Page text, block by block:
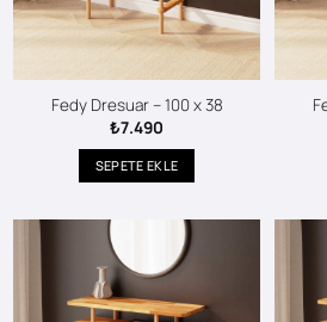
Fedy Dresuar – 100 x 38
₺7.490
SEPETE EKLE